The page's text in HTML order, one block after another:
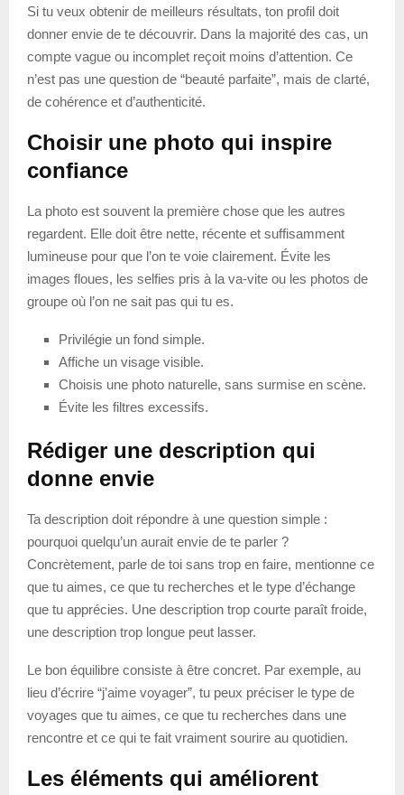
Si tu veux obtenir de meilleurs résultats, ton profil doit
donner envie de te découvrir. Dans la majorité des cas, un
compte vague ou incomplet reçoit moins d’attention. Ce
n’est pas une question de “beauté parfaite”, mais de clarté,
de cohérence et d’authenticité.
Choisir une photo qui inspire
confiance
La photo est souvent la première chose que les autres
regardent. Elle doit être nette, récente et suffisamment
lumineuse pour que l’on te voie clairement. Évite les
images floues, les selfies pris à la va-vite ou les photos de
groupe où l’on ne sait pas qui tu es.
Privilégie un fond simple.
Affiche un visage visible.
Choisis une photo naturelle, sans surmise en scène.
Évite les filtres excessifs.
Rédiger une description qui
donne envie
Ta description doit répondre à une question simple :
pourquoi quelqu’un aurait envie de te parler ?
Concrètement, parle de toi sans trop en faire, mentionne ce
que tu aimes, ce que tu recherches et le type d’échange
que tu apprécies. Une description trop courte paraît froide,
une description trop longue peut lasser.
Le bon équilibre consiste à être concret. Par exemple, au
lieu d’écrire “j’aime voyager”, tu peux préciser le type de
voyages que tu aimes, ce que tu recherches dans une
rencontre et ce qui te fait vraiment sourire au quotidien.
Les éléments qui améliorent